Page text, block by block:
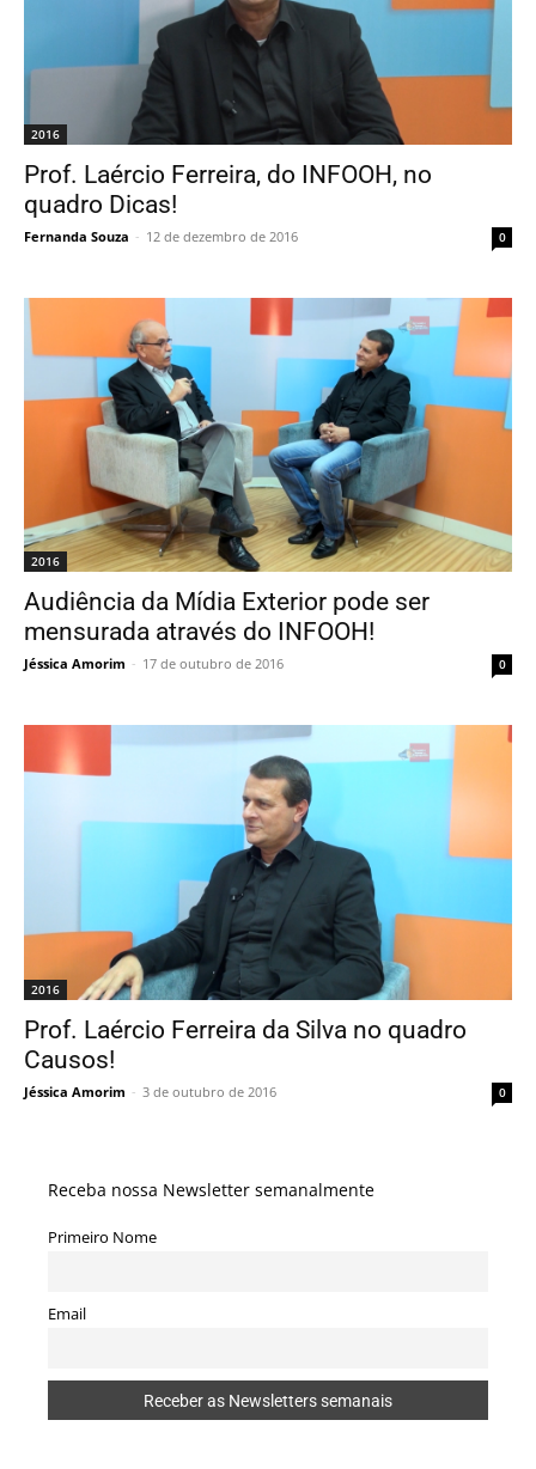
2016
Prof. Laércio Ferreira, do INFOOH, no
quadro Dicas!
Fernanda Souza - 12 de dezembro de 2016 0
2016
Audiência da Mídia Exterior pode ser
mensurada através do INFOOH!
Jéssica Amorim - 17 de outubro de 2016 0
2016
Prof. Laércio Ferreira da Silva no quadro
Causos!
Jéssica Amorim - 3 de outubro de 2016 0
Receba nossa Newsletter semanalmente
Primeiro Nome
Email